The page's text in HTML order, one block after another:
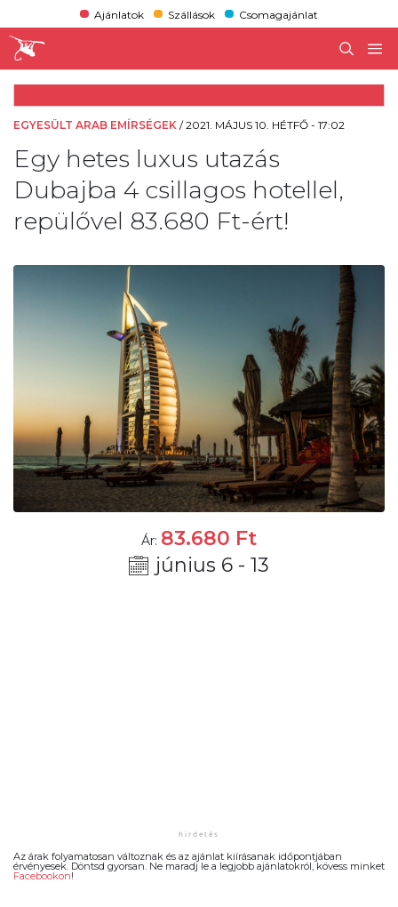
Ajánlatok Szállások Csomagajánlat
EGYESÜLT ARAB EMÍRSÉGEK /2021. MÁJUS 10. HÉTFŐ - 17:02
Egy hetes luxus utazás
Dubajba 4 csillagos hotellel,
repülővel 83.680 Ft-ért!
Ár: 83.680 Ft
június 6 - 13
Az árak folyamatosan változnak és az ajánlat kiírásanak időpontjában
érvényesek. Döntsd gyorsan. Ne maradj le a legjobb ajánlatokról, kövess minket
Facebookon!